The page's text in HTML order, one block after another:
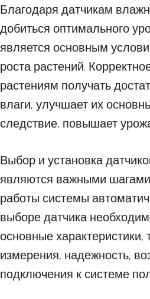
Благодаря датчикам
добиться оптимального
является основным
роста растений.
растениям получать
влаги, улучшает их
следствие, повышает
Выбор и установка
являются важными
работы системы
выборе датчика
основные характеристики,
измерения, надежность,
подключения к системе